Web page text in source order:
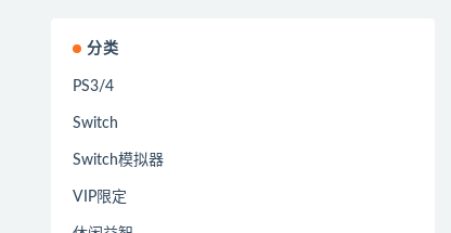
分类
PS3/4
Switch
Switch模拟器
VIP限定